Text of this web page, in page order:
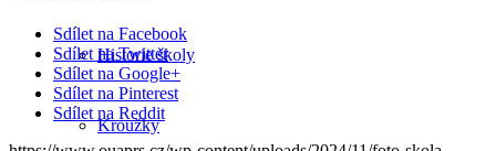
Historie školy
Kroužky
Sdílet na Facebook
Sdílet na Twitter
Sdílet na Google+
Sdílet na Pinterest
Sdílet na Reddit